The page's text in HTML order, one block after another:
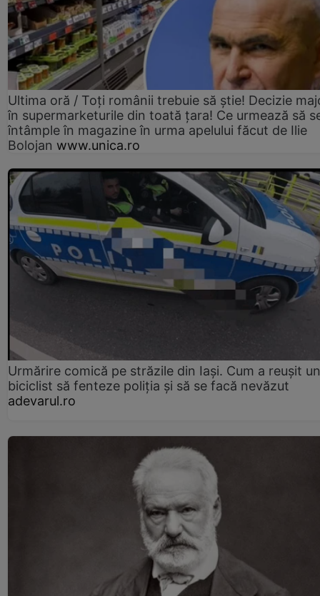
Ultima oră / Toți românii trebuie să știe! Decizie
în supermarketurile din toată țara! Ce urmează să
întâmple în magazine în urma apelului făcut de Ilie
Bolojan www.unica.ro
Urmărire comică pe străzile din Iași. Cum a reușit un
biciclist să fenteze poliția și să se facă nevăzut
adevarul.ro